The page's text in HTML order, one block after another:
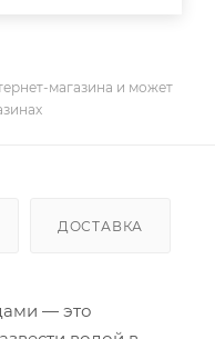
магазина и может
ДОСТАВКА
— это